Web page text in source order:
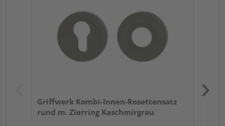
Griffwerk Kombi-Innen-Rosettensatz
rund m. Zierring Kaschmirgrau